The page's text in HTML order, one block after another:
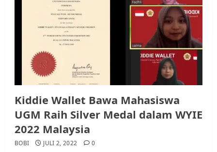
Kiddie Wallet Bawa Mahasiswa
UGM Raih Silver Medal dalam WYIE
2022 Malaysia
BOBI JULI 2, 2022 0
Datangi Pemko Batam, Warga
Rempang Protes Lahan Mereka
Diambil untuk Sekolah Rakyat
0
4
Warga Rempang Ajukan
Audiensi dengan Wali Kota
Batam, Soroti Aktivitas yang
Resahkan Warga